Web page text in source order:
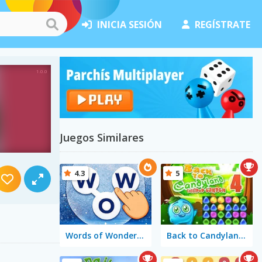
INICIA SESIÓN REGÍSTRATE
Juegos Similares
Words of Wonders - WOW
4.3
Back to Candyland 4: Lollipop Garden
5